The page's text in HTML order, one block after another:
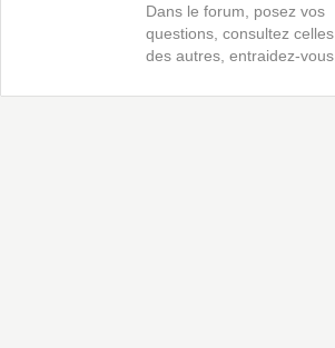
Dans le forum, posez vos
questions, consultez celles
des autres, entraidez-vous.